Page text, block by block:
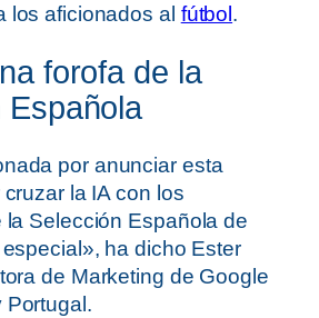
los aficionados al fútbol .
forofa de la
Española
por anunciar esta
la IA con los
Selección Española de
ha dicho Ester
de Marketing de Google
Portugal.